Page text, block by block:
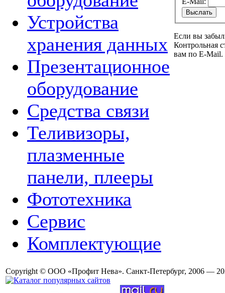
Устройства
хранения данных
Презентационное
оборудование
Средства связи
Теливизоры,
плазменные
панели, плееры
Фототехника
Сервис
Комплектующие
Если вы
Контрольная
вам по E-Mail.
Copyright © ООО «Профит Нева». Санкт-Петербург, 2006 —